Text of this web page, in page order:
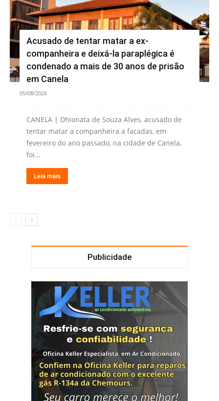
Acusado de tentar matar a ex-
companheira e deixá-la paraplégica é
condenado a mais de 30 anos de prisão
em Canela
05/08/2026
CANELA | Dhionata de Souza Alves, acusado de
tentar matar a companheira a facadas, em
fevereiro do ano passado, na cidade de Canela,
foi...
Leia mais
Publicidade